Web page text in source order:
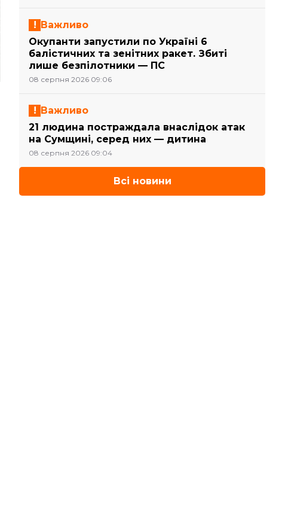
Важливо
Окупанти запустили по Україні 6
балістичних та зенітних ракет. Збиті
лише безпілотники — ПС
08 серпня 2026 09:06
Важливо
21 людина постраждала внаслідок атак
на Сумщині, серед них — дитина
08 серпня 2026 09:04
Всі новини